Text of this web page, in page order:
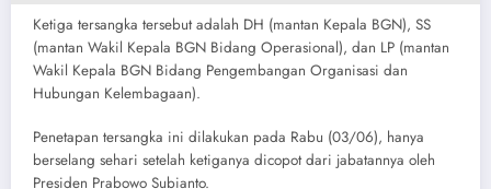
​Ketiga tersangka tersebut adalah DH (mantan Kepala BGN), SS
(mantan Wakil Kepala BGN Bidang Operasional), dan LP (mantan
Wakil Kepala BGN Bidang Pengembangan Organisasi dan
Hubungan Kelembagaan).
​Penetapan tersangka ini dilakukan pada Rabu (03/06), hanya
berselang sehari setelah ketiganya dicopot dari jabatannya oleh
Presiden Prabowo Subianto.